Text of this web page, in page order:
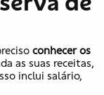
conhecer os
as suas receitas,
inclui salário,